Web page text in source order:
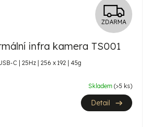
Z
D
M
A
ZDARMA
infra kamera TS001
C | 25Hz | 256 x 192 | 45g
Skladem (>5 ks)
Detail